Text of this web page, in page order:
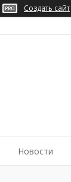
Создать сайт
Новости